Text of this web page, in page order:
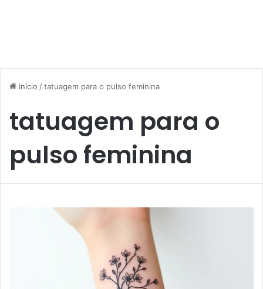
Início /tatuagem para o pulso feminina
tatuagem para o
pulso feminina